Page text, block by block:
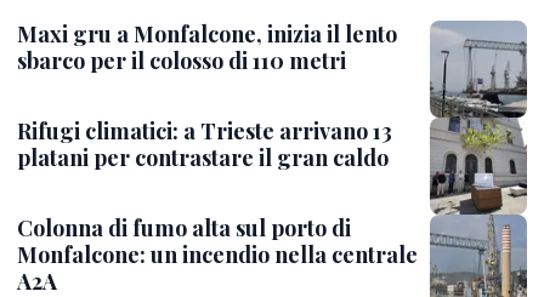
Maxi gru a Monfalcone, inizia il lento
sbarco per il colosso di 110 metri
Rifugi climatici: a Trieste arrivano 13
platani per contrastare il gran caldo
Colonna di fumo alta sul porto di
Monfalcone: un incendio nella centrale
A2A